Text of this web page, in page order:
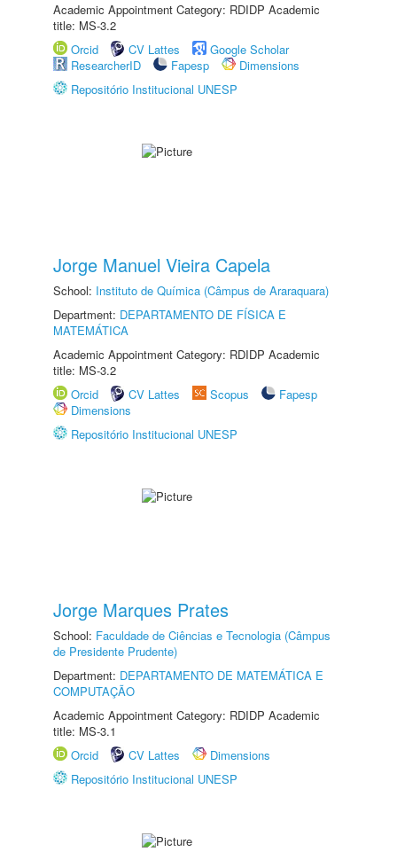
Academic Appointment Category: RDIDP Academic
title: MS-3.2
Orcid
CV Lattes
Google Scholar
ResearcherID
Fapesp
Dimensions
Repositório Institucional UNESP
Jorge Manuel Vieira Capela
School: Instituto de Química (Câmpus de Araraquara)
Department: DEPARTAMENTO DE FÍSICA E
MATEMÁTICA
Academic Appointment Category: RDIDP Academic
title: MS-3.2
Orcid
CV Lattes Scopus
Fapesp
Dimensions
Repositório Institucional UNESP
Jorge Marques Prates
School: Faculdade de Ciências e Tecnologia (Câmpus
de Presidente Prudente)
Department: DEPARTAMENTO DE MATEMÁTICA E
COMPUTAÇÃO
Academic Appointment Category: RDIDP Academic
title: MS-3.1
Orcid
CV Lattes
Dimensions
Repositório Institucional UNESP